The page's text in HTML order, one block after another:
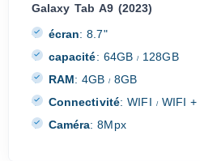
Galaxy Tab A9 (2023)
écran: 8.7"
capacité: 64GB/ 128GB
RAM: 4GB/ 8GB
Connectivité: WIFI /WIFI +
Caméra: 8Mpx